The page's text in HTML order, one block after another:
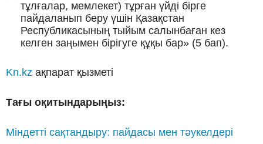
тұлғалар, мемлекет) тұрған үйді бірге
пайдаланып беру үшін Қазақстан
Республикасының тыйым салынбаған кез
келген заңымен бірігуге құқы бар» (5 бап).
Kn.kz ақпарат қызметі
Тағы оқитындарыңыз:
Міндетті сақтандыру: пайдасы мен тәукелдері